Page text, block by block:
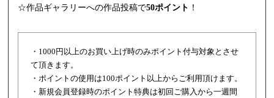
☆作品ギャラリーへの作品投稿で50ポイント ！
・1000円以上のお買い上げ時のみポイント付与対象とさせ
て頂きます。
・ポイントの使用は100ポイント以上からご利用頂けます。
・新規会員登録時のポイント特典は初回ご購入から一週間